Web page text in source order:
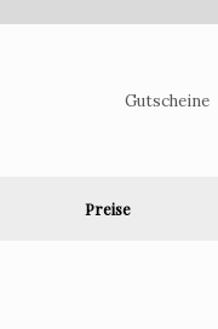
Gutscheine
Preise